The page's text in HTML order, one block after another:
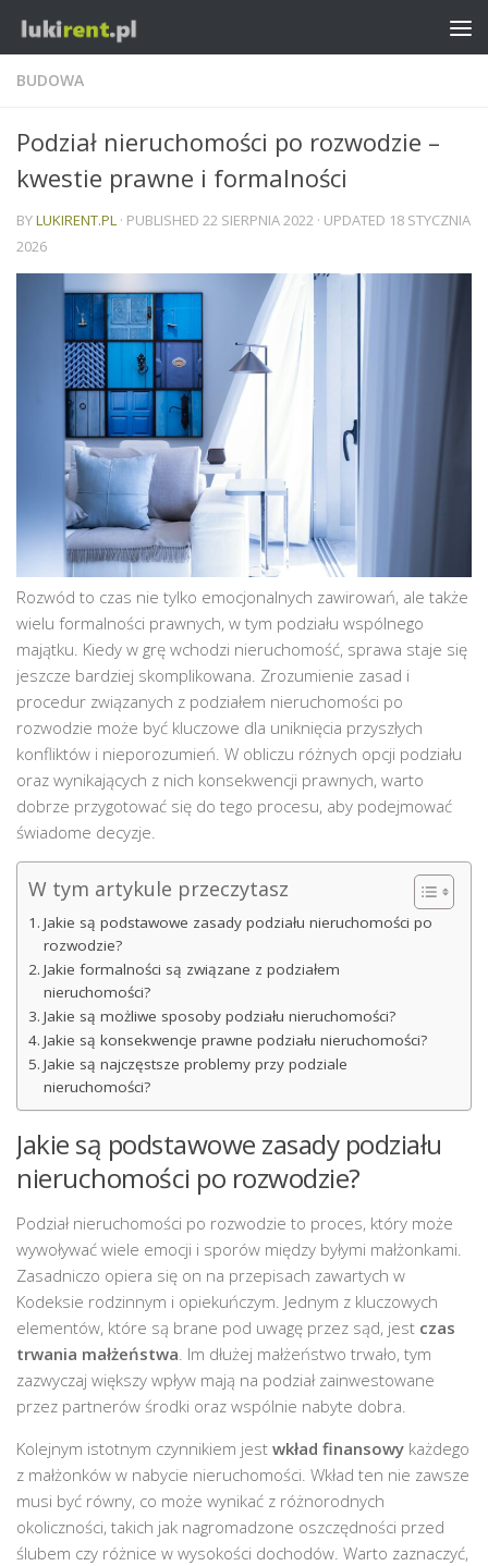
BUDOWA
Podział nieruchomości po rozwodzie –
kwestie prawne i formalności
BYLUKIRENT.PL · PUBLISHED 22 SIERPNIA 2022 · UPDATED 18 STYCZNIA
2026
Rozwód to czas nie tylko emocjonalnych zawirowań, ale także
wielu formalności prawnych, w tym podziału wspólnego
majątku. Kiedy w grę wchodzi nieruchomość, sprawa staje się
jeszcze bardziej skomplikowana. Zrozumienie zasad i
procedur związanych z podziałem nieruchomości po
rozwodzie może być kluczowe dla uniknięcia przyszłych
konfliktów i nieporozumień. W obliczu różnych opcji podziału
oraz wynikających z nich konsekwencji prawnych, warto
dobrze przygotować się do tego procesu, aby podejmować
świadome decyzje.
W tym artykule przeczytasz
Jakie są podstawowe zasady podziału nieruchomości po
rozwodzie?
Jakie formalności są związane z podziałem
nieruchomości?
Jakie są możliwe sposoby podziału nieruchomości?
Jakie są konsekwencje prawne podziału nieruchomości?
Jakie są najczęstsze problemy przy podziale
nieruchomości?
Jakie są podstawowe zasady podziału
nieruchomości po rozwodzie?
Podział nieruchomości po rozwodzie to proces, który może
wywoływać wiele emocji i sporów między byłymi małżonkami.
Zasadniczo opiera się on na przepisach zawartych w
Kodeksie rodzinnym i opiekuńczym. Jednym z kluczowych
elementów, które są brane pod uwagę przez sąd, jest czas
trwania małżeństwa. Im dłużej małżeństwo trwało, tym
zazwyczaj większy wpływ mają na podział zainwestowane
przez partnerów środki oraz wspólnie nabyte dobra.
Kolejnym istotnym czynnikiem jest wkład finansowy każdego
z małżonków w nabycie nieruchomości. Wkład ten nie zawsze
musi być równy, co może wynikać z różnorodnych
okoliczności, takich jak nagromadzone oszczędności przed
ślubem czy różnice w wysokości dochodów. Warto zaznaczyć,